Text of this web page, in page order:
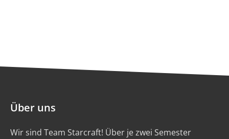
Über uns
Wir sind Team Starcraft! Über je zwei Semester